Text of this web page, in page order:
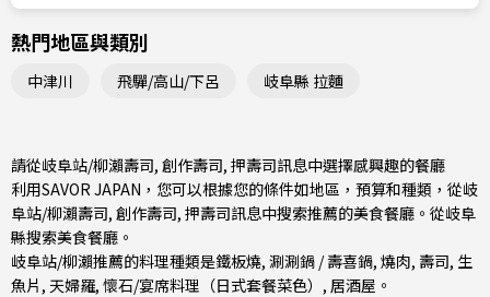
熱門地區與類別
中津川 飛驒/高山/下呂 岐阜縣 拉麵
請從岐阜站/柳瀨壽司, 創作壽司, 押壽司訊息中選擇感興趣的餐廳
利用SAVOR JAPAN，您可以根據您的條件如地區，預算和種類，從岐
阜站/柳瀨壽司, 創作壽司, 押壽司訊息中搜索推薦的美食餐廳。從岐阜
縣搜索美食餐廳。
岐阜站/柳瀨推薦的料理種類是鐵板燒, 涮涮鍋 / 壽喜鍋, 燒肉, 壽司, 生
魚片 , 天婦羅, 懷石/宴席料理（日式套餐菜色） , 居酒屋 。